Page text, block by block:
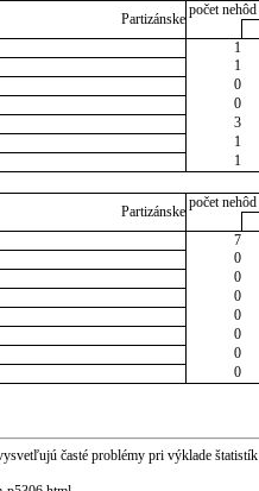
Partizánske
počet nehôd
1
1
0
0
3
1
1
Partizánske
počet nehôd
7
0
0
0
0
0
0
0
časté problémy pri výklade štatistík